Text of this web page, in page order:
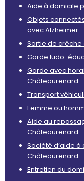
Aide à domicile
Objets
avec Alzheimer
Sortie de crèche
Garde ludo-
Garde avec
Châteaurenard
Transport
Femme ou
Aide au
Châteaurenard
Société d’aide
Châteaurenard
Entretien du